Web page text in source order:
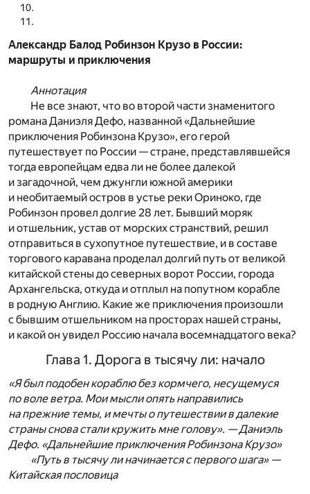
Александр Балод Робинзон Крузо в России:
маршруты и приключения
Аннотация
Не все знают, что во второй части знаменитого
романа Даниэля Дефо, названной «Дальнейшие
приключения Робинзона Крузо», его герой
путешествует по России — стране, представлявшейся
тогда европейцам едва ли не более далекой
и загадочной, чем джунгли южной америки
и необитаемый остров в устье реки Ориноко, где
Робинзон провел долгие 28 лет. Бывший моряк
и отшельник, устав от морских странствий, решил
отправиться в сухопутное путешествие, и в составе
торгового каравана проделал долгий путь от великой
китайской стены до северных ворот России, города
Архангельска, откуда и отплыл на попутном корабле
в родную Англию. Какие же приключения произошли
с бывшим отшельником на просторах нашей страны,
и какой он увидел Россию начала восемнадцатого века?
Глава 1. Дорога в тысячу ли: начало
«Я был подобен кораблю без кормчего, несущемуся
по воле ветра. Мои мысли опять направились
на прежние темы, и мечты о путешествии в далекие
страны снова стали кружить мне голову». — Даниэль
Дефо. «Дальнейшие приключения Робинзона Крузо»
«Путь в тысячу ли начинается с первого шага» —
Китайская пословица